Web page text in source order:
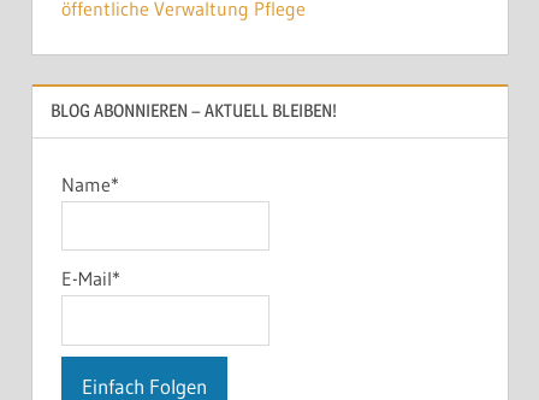
BLOG ABONNIEREN – AKTUELL BLEIBEN!
Name*
E-Mail*